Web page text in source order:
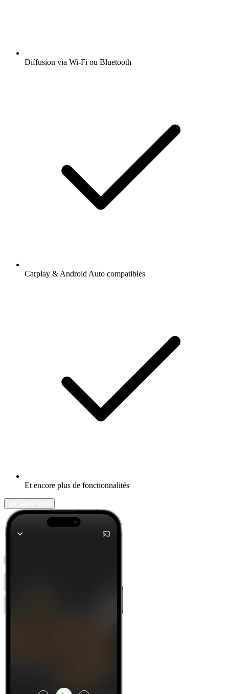
Diffusion via Wi-Fi ou Bluetooth
Carplay & Android Auto compatibles
Et encore plus de fonctionnalités